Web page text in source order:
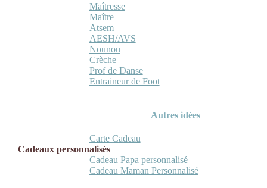
Maîtresse
Maître
Atsem
AESH/AVS
Nounou
Crèche
Prof de Danse
Entraineur de Foot
Autres idées
Carte Cadeau
Cadeaux personnalisés
Cadeau Papa personnalisé
Cadeau Maman Personnalisé